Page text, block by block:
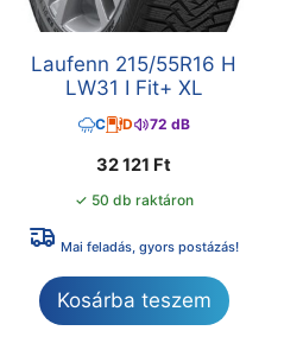
Laufenn 215/55R16 H
LW31 I Fit+ XL
C D 72 dB
32 121 Ft
✓ 50 db raktáron
Mai feladás, gyors postázás!
Kosárba teszem